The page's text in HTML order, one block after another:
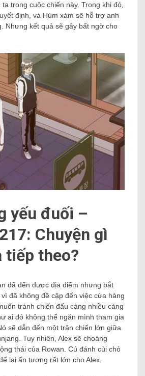
trong cuộc chiến này. Trong khi đó,
định, và Hùm xám sẽ hỗ trợ anh
Nhưng kết quả sẽ gây bất ngờ cho
yếu đuối –
Chuyện gì
tiếp theo?
đã đến được địa điểm nhưng bắt
đã không đề cập đến việc cửa hàng
tránh chiến đấu càng nhiều càng
ai đó không thể ngăn mình tham gia
sẽ dẫn đến một trận chiến lớn giữa
Tuy nhiên, Alex sẽ choáng
thái của Rowan. Cú đánh cùi chỏ
lại ấn tượng rất lớn cho Alex.